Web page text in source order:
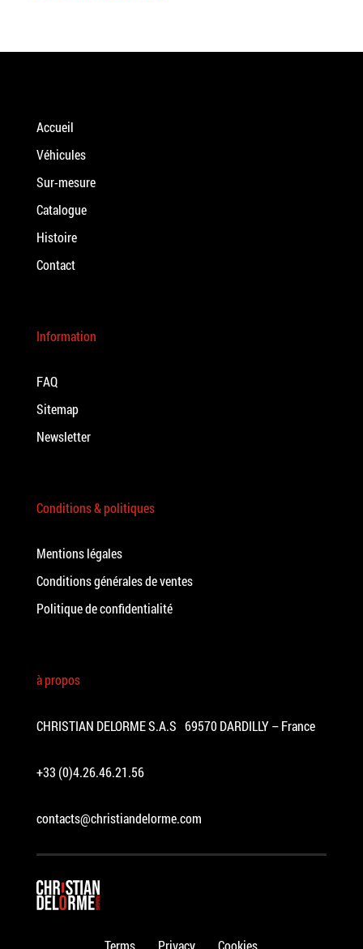
Accueil
Véhicules
Sur-mesure
Catalogue
Histoire
Contact
Information
FAQ
Sitemap
Newsletter
Conditions & politiques
Mentions légales
Conditions générales de ventes
Politique de confidentialité
à propos
CHRISTIAN DELORME S.A.S 69570 DARDILLY – France
+33 (0)4.26.46.21.56
contacts@christiandelorme.com
Terms Privacy Cookies